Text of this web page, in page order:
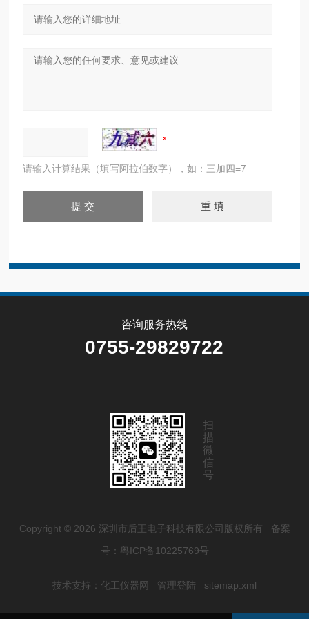
请输入计算结果（填写阿拉伯数字），如：三加四=7
咨询服务热线
0755-29829722
扫
描
微
信
号
Copyright © 2026 深圳市后王电子科技有限公司版权所有 备案
号：粤ICP备10225769号
技术支持： 化工仪器网 管理登陆 sitemap.xml